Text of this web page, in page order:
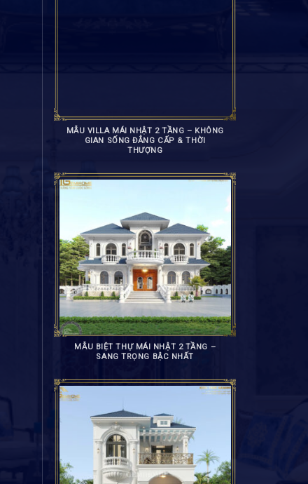
MẪU VILLA MÁI NHẬT 2 TẦNG – KHÔNG
GIAN SỐNG ĐẲNG CẤP & THỜI
THƯỢNG
MẪU BIỆT THỰ MÁI NHẬT 2 TẦNG –
SANG TRỌNG BẬC NHẤT